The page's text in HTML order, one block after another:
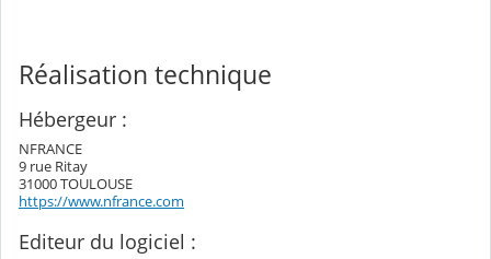
Réalisation technique
Hébergeur :
NFRANCE
9 rue Ritay
31000 TOULOUSE
https://www.nfrance.com
Editeur du logiciel :